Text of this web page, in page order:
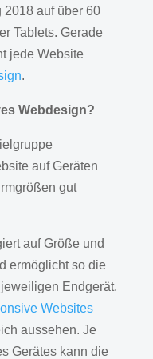
2018 auf über 60
Tablets. Gerade
jede Website
.
Webdesign?
auf Geräten
gut
auf Größe und
ermöglicht so die
Endgerät.
Websites
aussehen. Je
Gerätes kann die